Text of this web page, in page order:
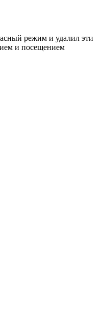
режим и удалил эти
и посещением